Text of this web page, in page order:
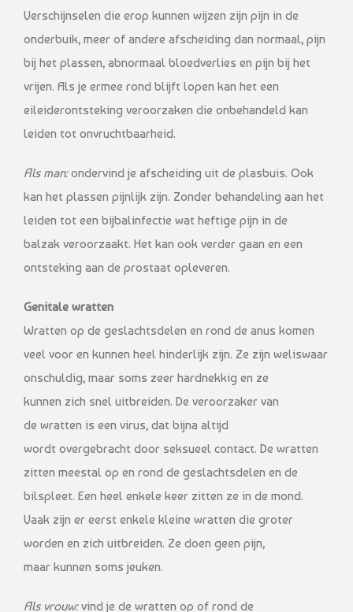
Verschijnselen die erop kunnen wijzen zijn pijn in de
onderbuik, meer of andere afscheiding dan normaal, pijn
bij het plassen, abnormaal bloedverlies en pijn bij het
vrijen. Als je ermee rond blijft lopen kan het een
eileiderontsteking veroorzaken die onbehandeld kan
leiden tot onvruchtbaarheid.
Als man:ondervind je afscheiding uit de plasbuis. Ook
kan het plassen pijnlijk zijn. Zonder behandeling aan het
leiden tot een bijbalinfectie wat heftige pijn in de
balzak veroorzaakt. Het kan ook verder gaan en een
ontsteking aan de prostaat opleveren.
Genitale wratten
Wratten op de geslachtsdelen en rond de anus komen
veel voor en kunnen heel hinderlijk zijn. Ze zijn weliswaar
onschuldig, maar soms zeer hardnekkig en ze
kunnen zich snel uitbreiden. De veroorzaker van
de wratten is een virus, dat bijna altijd
wordt overgebracht door seksueel contact. De wratten
zitten meestal op en rond de geslachtsdelen en de
bilspleet. Een heel enkele keer zitten ze in de mond.
Vaak zijn er eerst enkele kleine wratten die groter
worden en zich uitbreiden. Ze doen geen pijn,
maar kunnen soms jeuken.
Als vrouw:vind je de wratten op of rond de